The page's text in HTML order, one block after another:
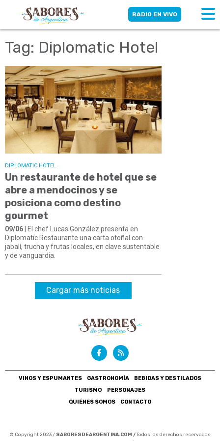
RADIO EN VIVO
Tag: Diplomatic Hotel
DIPLOMATIC HOTEL
Un restaurante de hotel que se
abre a mendocinos y se
posiciona como destino
gourmet
09/06 | El chef Lucas González presenta en
Diplomatic Restaurante una carta otoñal con
jabalí, trucha y frutas locales, en clave sustentable
y de vanguardia.
Cargar más noticias
VINOS Y ESPUMANTES GASTRONOMÍA
BEBIDAS Y DESTILADOS
TURISMO
PERSONAJES
QUIÉNES SOMOS
CONTACTO
© Copyright 2023 / SABORESDEARGENTINA.COM /Todos los derechos reservados